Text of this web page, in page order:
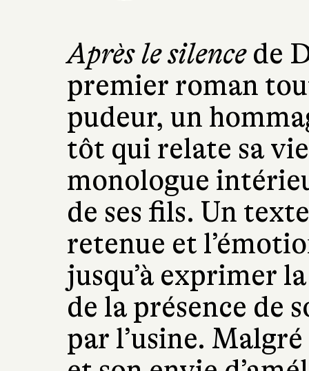
Après le silencede
premier roman
pudeur, un
tôt qui relate sa
monologue
de ses fils. Un
retenue et
jusqu’à exprimer
de la présence de
par l’usine.